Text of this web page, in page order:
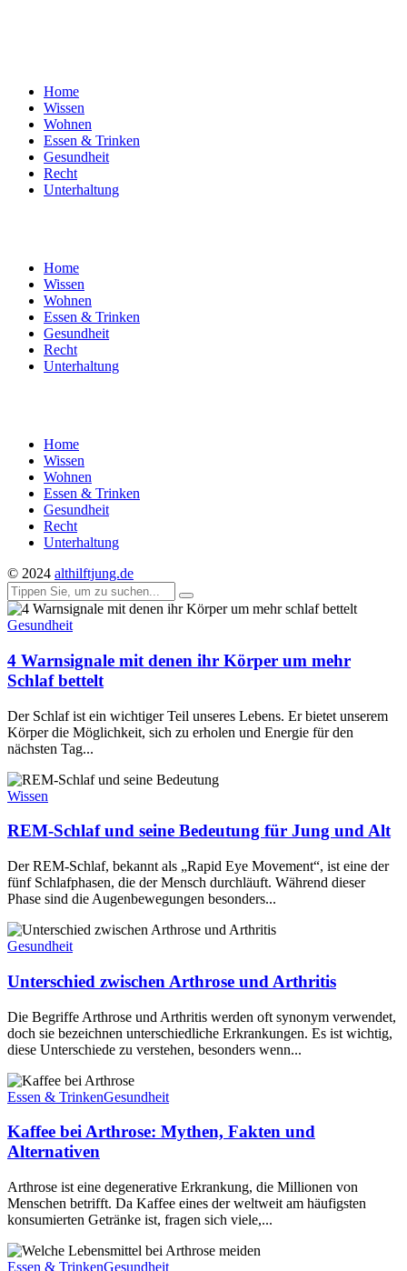
Home
Wissen
Wohnen
Essen & Trinken
Gesundheit
Recht
Unterhaltung
Home
Wissen
Wohnen
Essen & Trinken
Gesundheit
Recht
Unterhaltung
Home
Wissen
Wohnen
Essen & Trinken
Gesundheit
Recht
Unterhaltung
© 2024 althilftjung.de
Gesundheit
4 Warnsignale mit denen ihr Körper um mehr
Schlaf bettelt
Der Schlaf ist ein wichtiger Teil unseres Lebens. Er bietet unserem
Körper die Möglichkeit, sich zu erholen und Energie für den
nächsten Tag...
Wissen
REM-Schlaf und seine Bedeutung für Jung und Alt
Der REM-Schlaf, bekannt als „Rapid Eye Movement“, ist eine der
fünf Schlafphasen, die der Mensch durchläuft. Während dieser
Phase sind die Augenbewegungen besonders...
Gesundheit
Unterschied zwischen Arthrose und Arthritis
Die Begriffe Arthrose und Arthritis werden oft synonym verwendet,
doch sie bezeichnen unterschiedliche Erkrankungen. Es ist wichtig,
diese Unterschiede zu verstehen, besonders wenn...
Essen & TrinkenGesundheit
Kaffee bei Arthrose: Mythen, Fakten und
Alternativen
Arthrose ist eine degenerative Erkrankung, die Millionen von
Menschen betrifft. Da Kaffee eines der weltweit am häufigsten
konsumierten Getränke ist, fragen sich viele,...
Essen & TrinkenGesundheit